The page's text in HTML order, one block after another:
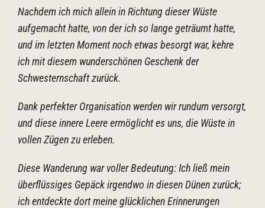
Nachdem ich mich allein in Richtung dieser Wüste
aufgemacht hatte, von der ich so lange geträumt hatte,
und im letzten Moment noch etwas besorgt war, kehre
ich mit diesem wunderschönen Geschenk der
Schwesternschaft zurück.
Dank perfekter Organisation werden wir rundum versorgt,
und diese innere Leere ermöglicht es uns, die Wüste in
vollen Zügen zu erleben.
Diese Wanderung war voller Bedeutung: Ich ließ mein
überflüssiges Gepäck irgendwo in diesen Dünen zurück;
ich entdeckte dort meine glücklichen Erinnerungen